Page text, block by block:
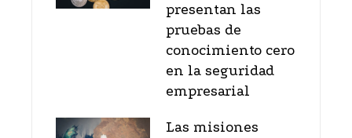
presentan las
pruebas de
conocimiento cero
en la seguridad
empresarial
Las misiones